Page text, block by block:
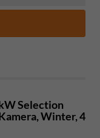
Selection
Winter, 4